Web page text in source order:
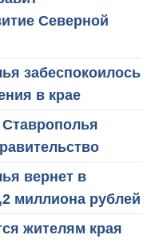
Северной
забеспокоилось
в крае
вернет в
миллиона рублей
жителям края